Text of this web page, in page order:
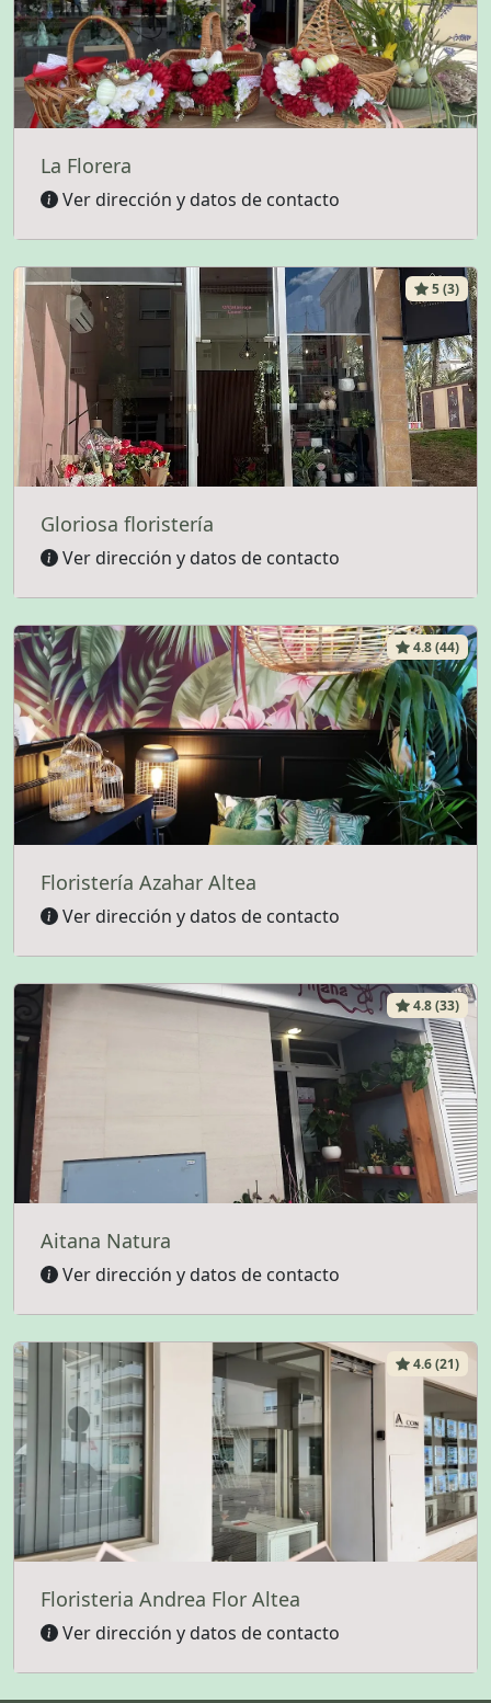
La Florera
Ver dirección y datos de contacto
5 (3)
Gloriosa floristería
Ver dirección y datos de contacto
4.8 (44)
Floristería Azahar Altea
Ver dirección y datos de contacto
4.8 (33)
Aitana Natura
Ver dirección y datos de contacto
4.6 (21)
Floristeria Andrea Flor Altea
Ver dirección y datos de contacto